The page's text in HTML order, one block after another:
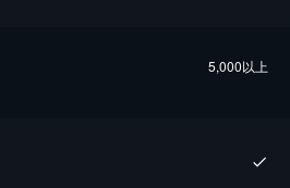
5,000以上